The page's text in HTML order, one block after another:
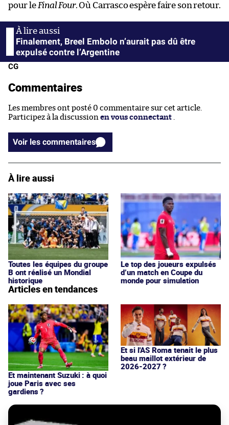
pour le Final Four. Où Carrasco espère faire son retour.
Finalement, Breel Embolo n’aurait pas dû être
expulsé contre l’Argentine
CG
Commentaires
Les membres ont posté 0 commentaire sur cet article.
Participez à la discussion en vous connectant
Voir les commentaires
À lire aussi
Toutes les équipes du groupe
B ont réalisé un Mondial
historique
Le top des joueurs expulsés
d’un match en Coupe du
monde pour simulation
Articles en tendances
Et maintenant Suzuki : à quoi
joue Paris avec ses
gardiens ?
Et si l'AS Roma tenait le plus
beau maillot extérieur de
2026-2027 ?